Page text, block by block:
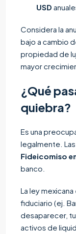
USD
Considera la
bajo a cambio
propiedad de
mayor
¿Qué
quiebra?
Es una
legalmente.
Fideicomiso
banco.
La ley
fiduciario (ej.
desaparecer,
activos de